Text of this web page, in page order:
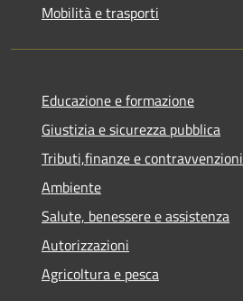
Mobilità e trasporti
Educazione e formazione
Giustizia e sicurezza pubblica
Tributi,finanze e contravvenzioni
Ambiente
Salute, benessere e assistenza
Autorizzazioni
Agricoltura e pesca